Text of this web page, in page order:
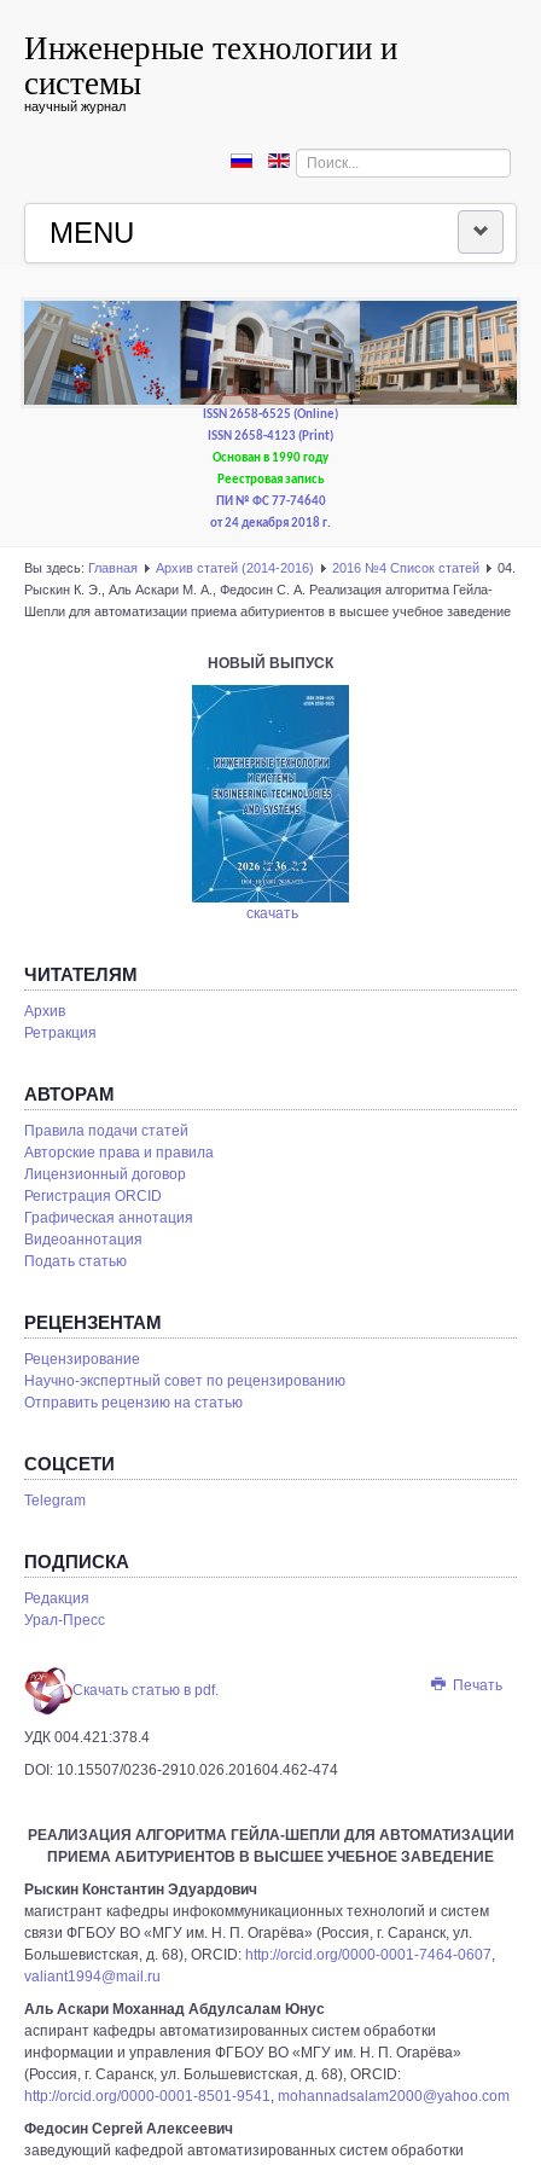
Инженерные технологии и
системы
научный журнал
Искать...
MENU
РЕДКОЛЛЕГИЯ
РЕДАКЦИОННАЯ ПОЛИТИКА И ЭТИКА
ISSN 2658-6525 (Online)
ISSN 2658-4123 (Print)
Основан в 1990 году
Реестровая запись
ПИ № ФС 77-74640
от 24 декабря 2018 г.
Вы здесь: Главная Архив статей (2014-2016) 2016 №4 Список статей
04.
Рыскин К. Э., Аль Аскари М. А., Федосин С. А. Реализация алгоритма Гейла-
Шепли для автоматизации приема абитуриентов в высшее учебное заведение
НОВЫЙ ВЫПУСК
скачать
ЧИТАТЕЛЯМ
Архив
Ретракция
АВТОРАМ
Правила подачи статей
Авторские права и правила
Лицензионный договор
Регистрация ORCID
Графическая аннотация
Видеоаннотация
Подать статью
РЕЦЕНЗЕНТАМ
Рецензирование
Научно-экспертный совет по рецензированию
Отправить рецензию на статью
СОЦСЕТИ
Telegram
ПОДПИСКА
Редакция
Урал-Пресс
Печать
Скачать статью в pdf.
УДК 004.421:378.4
DOI: 10.15507/0236-2910.026.201604.462-474
РЕАЛИЗАЦИЯ АЛГОРИТМА ГЕЙЛА-ШЕПЛИ ДЛЯ АВТОМАТИЗАЦИИ
ПРИЕМА АБИТУРИЕНТОВ В ВЫСШЕЕ УЧЕБНОЕ ЗАВЕДЕНИЕ
Рыскин Константин Эдуардович
магистрант кафедры инфокоммуникационных технологий и систем
связи ФГБОУ ВО «МГУ им. Н. П. Огарёва» (Россия, г. Саранск, ул.
Большевистская, д. 68), ORCID: http://orcid.org/0000-0001-7464-0607,
valiant1994@mail.ru
Аль Аскари Моханнад Абдулсалам Юнус
аспирант кафедры автоматизированных систем обработки
информации и управления ФГБОУ ВО «МГУ им. Н. П. Огарёва»
(Россия, г. Саранск, ул. Большевистская, д. 68), ORCID:
http://orcid.org/0000-0001-8501-9541, mohannadsalam2000@yahoo.com
Федосин Сергей Алексеевич
заведующий кафедрой автоматизированных систем обработки